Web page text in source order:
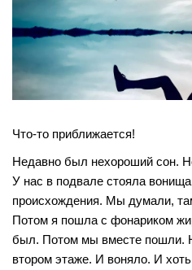
Что-то приближается!
Недавно был нехороший сон.
У нас в подвале стояла вонища
происхождения. Мы думали,
Потом я пошла с фонариком
был. Потом мы вместе пошли.
втором этаже. И воняло. И